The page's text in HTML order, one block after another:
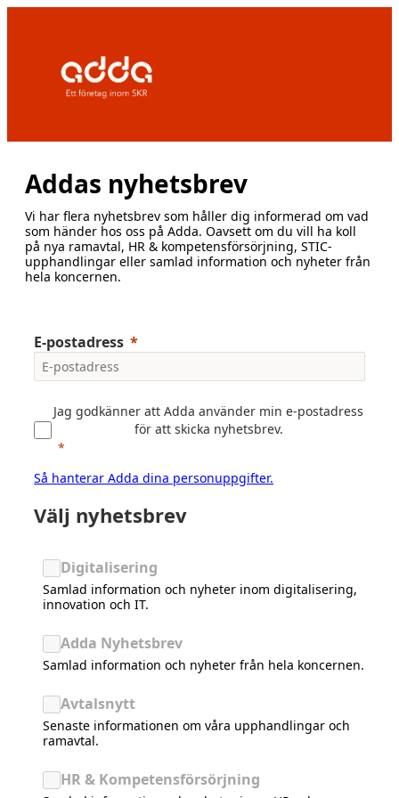
Addas nyhetsbrev
Vi har flera nyhetsbrev som håller dig informerad om vad
som händer hos oss på Adda. Oavsett om du vill ha koll
på nya ramavtal, HR & kompetensförsörjning, STIC-
upphandlingar eller samlad information och nyheter från
hela koncernen.
E-postadress
Jag godkänner att Adda använder min e-postadress
för att skicka nyhetsbrev.
Så hanterar Adda dina personuppgifter.
Välj nyhetsbrev‌
Digitalisering
Samlad information och nyheter inom digitalisering,
innovation och IT.
Adda Nyhetsbrev
‌Samlad information och nyheter från hela koncernen.
Avtalsnytt
‌Senaste informationen om våra upphandlingar och
ramavtal.‌
HR & Kompetensförsörjning